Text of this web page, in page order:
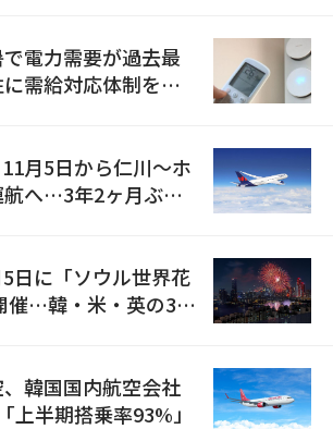
電力需要が過去最
需給対応体制を点
月5日から仁川〜ホ
へ…3年2ヶ月ぶり
日に「ソウル世界花
催…韓・米・英の3カ
韓国国内航空会社
半期搭乗率93%」